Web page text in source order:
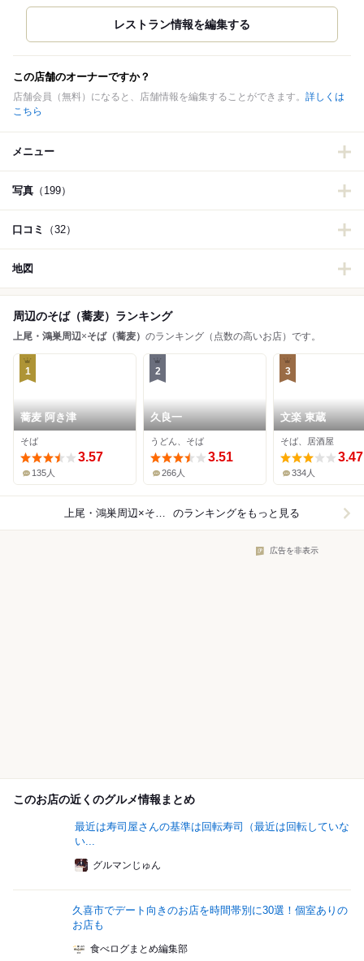
この店舗のオーナーですか？
店舗会員（無料）になると、店舗情報を編集することができます。 詳しくは
こちら
メニュー
写真 （199）
口コミ （32）
地図
周辺のそば（蕎麦）ランキング
上尾・鴻巣周辺×そば（蕎麦） のランキング（点数の高いお店）です。
1
蕎麦 阿き津
そば
3.57
135人
2
久良一
うどん、そば
3.51
266人
3
文楽 東蔵
そば、居酒屋
3.47
334人
上尾・鴻巣周辺×そば（蕎麦） のランキングをもっと見る
広告を非表示
このお店の近くのグルメ情報まとめ
最近は寿司屋さんの基準は回転寿司（最近は回転していな
い...
グルマンじゅん
久喜市でデート向きのお店を時間帯別に30選！個室ありの
お店も
食べログまとめ編集部